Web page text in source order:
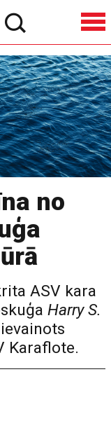
no
ASV kara
Harry S.
Karaflote.